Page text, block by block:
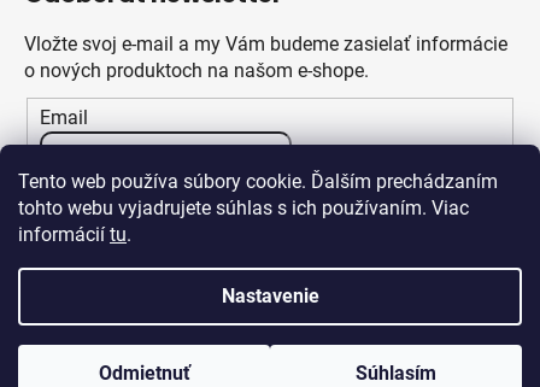
Tento web používa súbory cookie. Ďalším prechádzaním
tohto webu vyjadrujete súhlas s ich používaním. Viac
informácií tu.
Nastavenie
Odmietnuť Súhlasím
Vložte svoj e-mail a my Vám budeme zasielať informácie
o nových produktoch na našom e-shope.
Email
Vložením e-mailu súhlasíte spodmienkami ochrany
osobných údajov
PRIHLÁSIŤ SA